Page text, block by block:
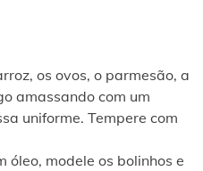
os ovos, o parmesão, a
amassando com um
uniforme. Tempere com
óleo, modele os bolinhos e